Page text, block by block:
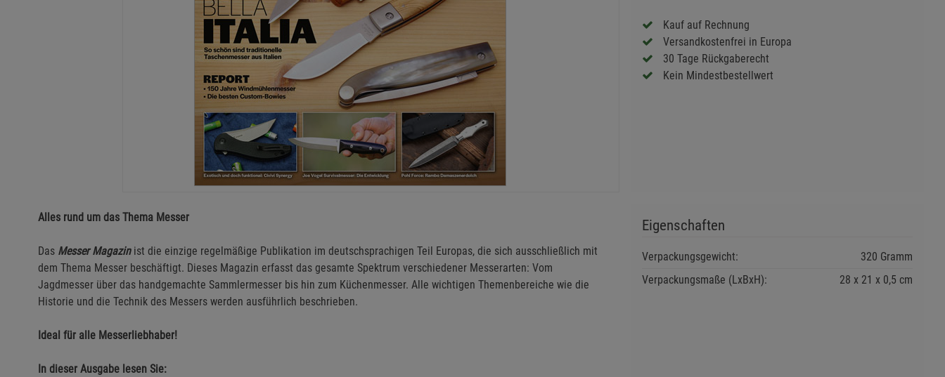
Kauf auf Rechnung
Versandkostenfrei in Europa
30 Tage Rückgaberecht
Kein Mindestbestellwert
Alles rund um das Thema Messer
Das Messer Magazinist die einzige regelmäßige Publikation im deutschsprachigen Teil Europas, die sich ausschließlich mit
dem Thema Messer beschäftigt. Dieses Magazin erfasst das gesamte Spektrum verschiedener Messerarten: Vom
Jagdmesser über das handgemachte Sammlermesser bis hin zum Küchenmesser. Alle wichtigen Themenbereiche wie die
Historie und die Technik des Messers werden ausführlich beschrieben.
Ideal für alle Messerliebhaber!
In dieser Ausgabe lesen Sie:
Eigenschaften
Verpackungsgewicht:
320 Gramm
Verpackungsmaße (LxBxH):
28 21 0,5 cm